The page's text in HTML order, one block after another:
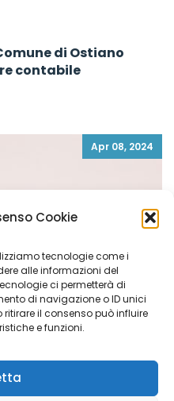
Cookie
tecnologie come i
alle informazioni del
ci permetterà di
di navigazione o ID unici
il consenso può influire
e funzioni.
di Ostiano
contabile
Apr 08, 2024